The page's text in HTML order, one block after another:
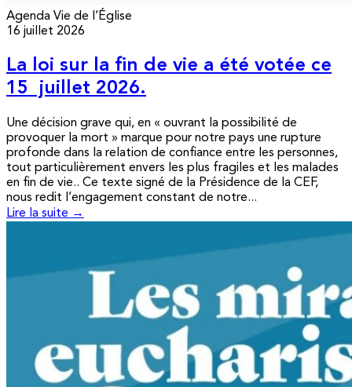
Agenda Vie de l’Église
16 juillet 2026
La loi sur la fin de vie a été votée ce
15 juillet 2026.
Une décision grave qui, en « ouvrant la possibilité de
provoquer la mort » marque pour notre pays une rupture
profonde dans la relation de confiance entre les personnes,
tout particulièrement envers les plus fragiles et les malades
en fin de vie.. Ce texte signé de la Présidence de la CEF,
nous redit l’engagement constant de notre...
Lire la suite →